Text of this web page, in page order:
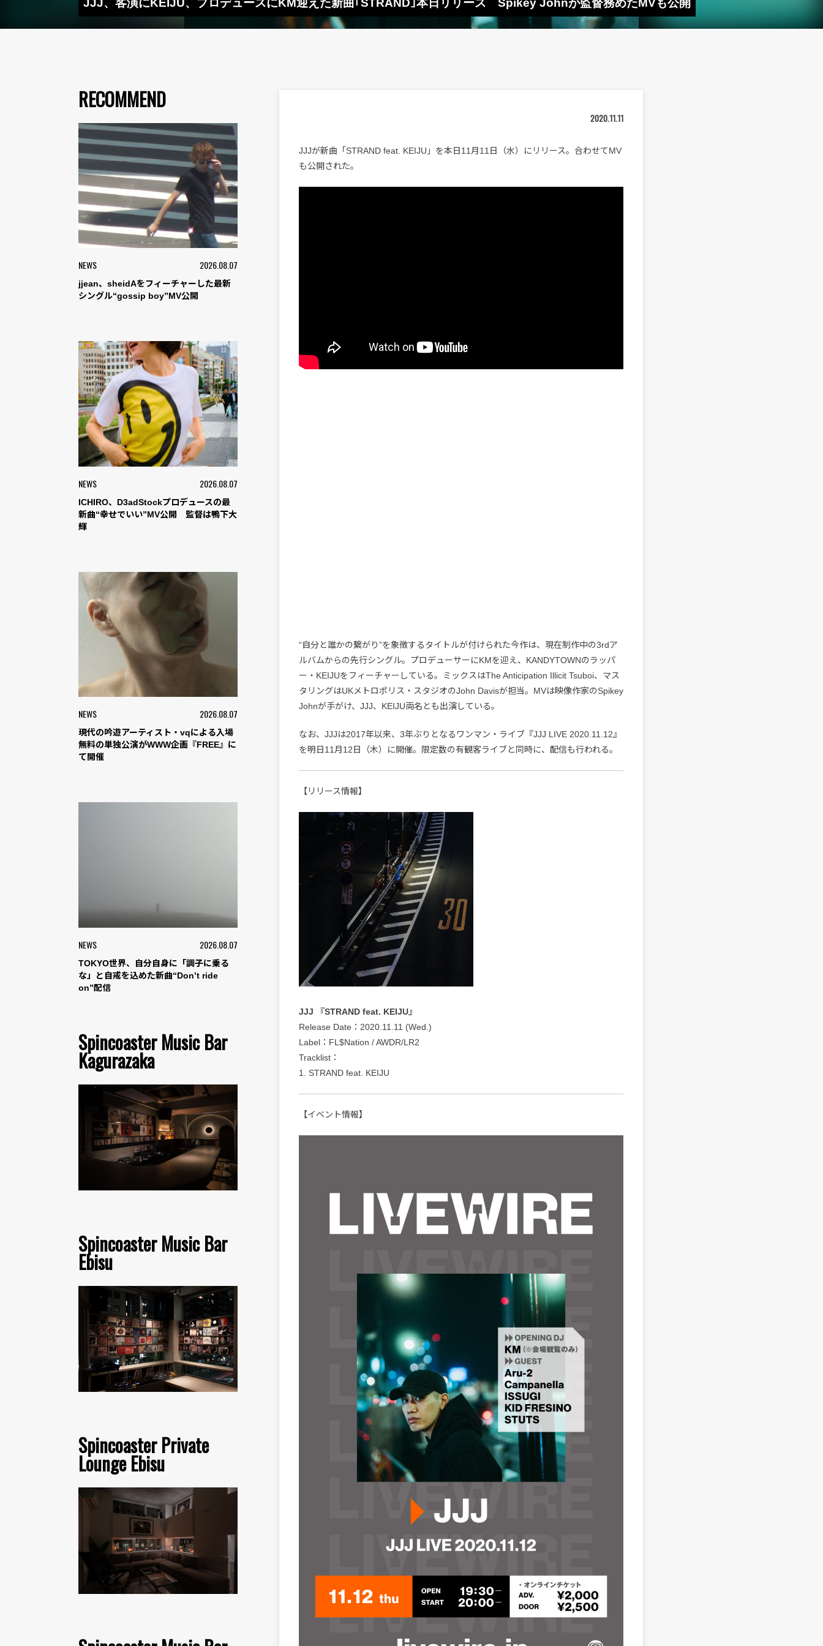
JJJ、客演にKEIJU、プロデュースにKM迎えた新曲｢STRAND｣本日リリース Spikey Johnが監督務めたMVも公開
RECOMMEND
NEWS 2026.08.07
jjean、sheidAをフィーチャーした最新
シングル“gossip boy”MV公開
NEWS 2026.08.07
ICHIRO、D3adStockプロデュースの最
新曲“幸せでいい”MV公開 監督は鴨下大
輝
NEWS 2026.08.07
現代の吟遊アーティスト・vqによる入場
無料の単独公演がWWW企画『FREE』に
て開催
NEWS 2026.08.07
TOKYO世界、自分自身に「調子に乗る
な」と自戒を込めた新曲“Don’t ride
on”配信
Spincoaster Music Bar
Kagurazaka
Spincoaster Music Bar
Ebisu
Spincoaster Private
Lounge Ebisu
2020.11.11
JJJが新曲「STRAND feat. KEIJU」を本日11月11日（水）にリリース。合わせてMV
も公開された。
“自分と誰かの繋がり”を象徴するタイトルが付けられた今作は、現在制作中の3rdア
ルバムからの先行シングル。プロデューサーにKMを迎え、KANDYTOWNのラッパ
ー・KEIJUをフィーチャーしている。ミックスはThe Anticipation Illicit Tsuboi、マス
タリングはUKメトロポリス・スタジオのJohn Davisが担当。MVは映像作家のSpikey
Johnが手がけ、JJJ、KEIJU両名とも出演している。
なお、JJJは2017年以来、3年ぶりとなるワンマン・ライブ『JJJ LIVE 2020.11.12』
を明日11月12日（木）に開催。限定数の有観客ライブと同時に、配信も行われる。
【リリース情報】
JJJ 『STRAND feat. KEIJU』
Release Date：2020.11.11 (Wed.)
Label：FL$Nation / AWDR/LR2
Tracklist：
1. STRAND feat. KEIJU
【イベント情報】